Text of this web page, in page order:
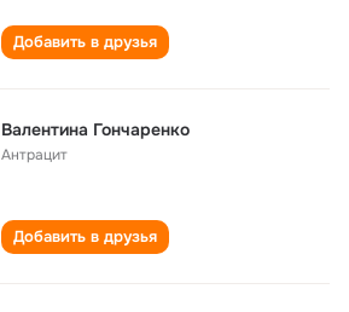
Добавить в друзья
Валентина Гончаренко
Антрацит
Добавить в друзья